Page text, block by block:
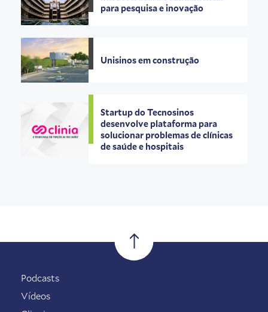
para pesquisa e inovação
Unisinos em construção
Startup do Tecnosinos
desenvolve plataforma para
solucionar problemas de clínicas
de saúde e hospitais
Podcasts
Vídeos